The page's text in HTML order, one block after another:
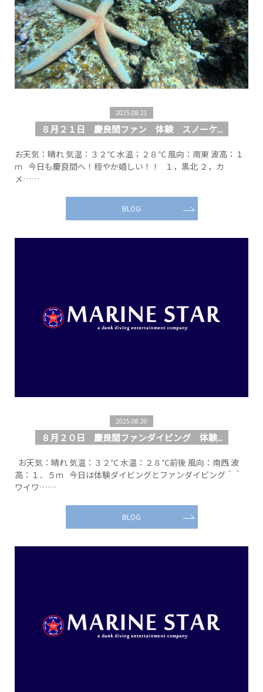
2025.08.21
８月２１日 慶良間ファン 体験 スノーケ...
お天気：晴れ 気温：３２℃ 水温；２８℃ 風向：南東 波高：１
ｍ 今日も慶良間へ！穏やか嬉しい！！ １，黒北 ２，カ
メ……
BLOG
2025.08.20
８月２０日 慶良間ファンダイビング 体験...
お天気：晴れ 気温：３２℃ 水温：２８℃前後 風向：南西 波
高：１．５ｍ 今日は体験ダイビングとファンダイビング＾＾
ワイワ……
BLOG